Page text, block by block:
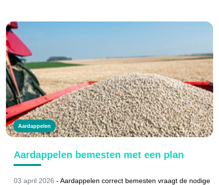
Aardappelen
Aardappelen bemesten met een plan
03 april 2026 - Aardappelen correct bemesten vraagt de nodige